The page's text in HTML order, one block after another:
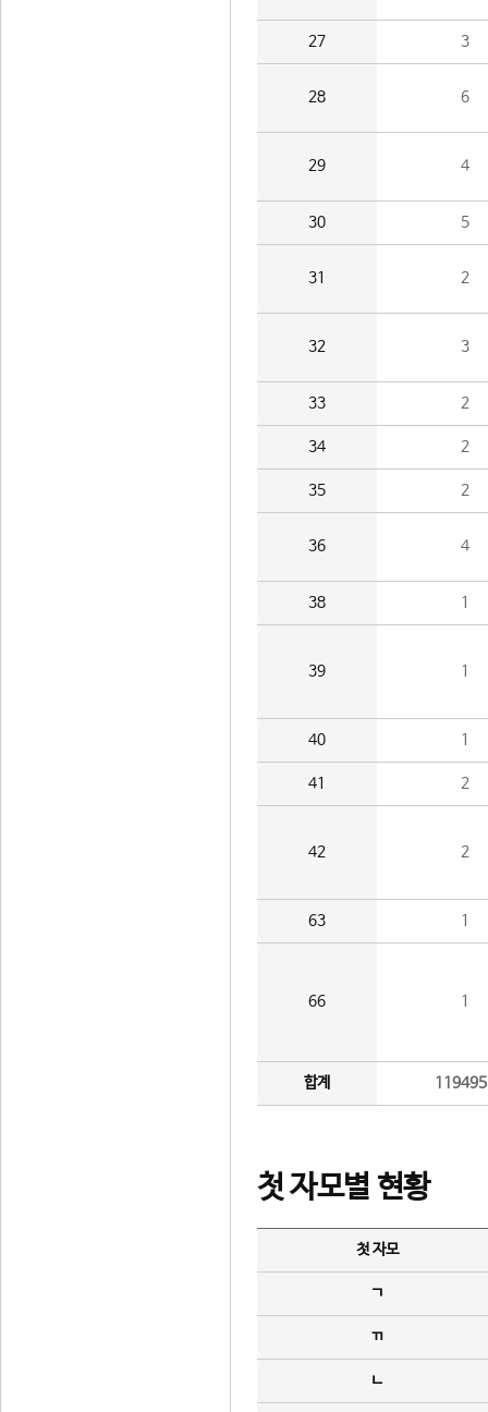
27 3
28 6
29 4
30 5
31 2
32 3
33 2
34 2
35 2
36 4
38 1
39 1
40 1
41 2
42 2
63 1
66 1
합계
첫 자모별 현황
첫 자모
ㄱ
ㄲ
ㄴ